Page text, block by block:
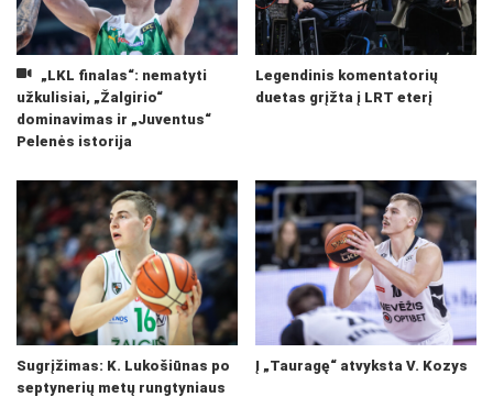
„LKL finalas“: nematyti
užkulisiai, „Žalgirio“
dominavimas ir „Juventus“
Pelenės istorija
Legendinis komentatorių
duetas grįžta į LRT eterį
Sugrįžimas: K. Lukošiūnas po
septynerių metų rungtyniaus
Į „Tauragę“ atvyksta V. Kozys